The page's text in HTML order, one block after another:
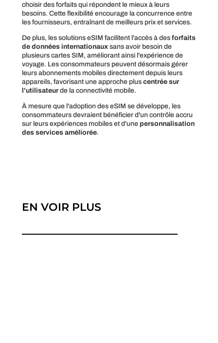
choisir des forfaits qui répondent le mieux à leurs
besoins. Cette flexibilité encourage la concurrence entre
les fournisseurs, entraînant de meilleurs prix et services.
De plus, les solutions eSIM facilitent l'accès à des forfaits
de données internationauxsans avoir besoin de
plusieurs cartes SIM, améliorant ainsi l'expérience de
voyage. Les consommateurs peuvent désormais gérer
leurs abonnements mobiles directement depuis leurs
appareils, favorisant une approche plus centrée sur
l'utilisateurde la connectivité mobile.
À mesure que l'adoption des eSIM se développe, les
consommateurs devraient bénéficier d'un contrôle accru
sur leurs expériences mobiles et d'une personnalisation
des services améliorée.
EN VOIR PLUS